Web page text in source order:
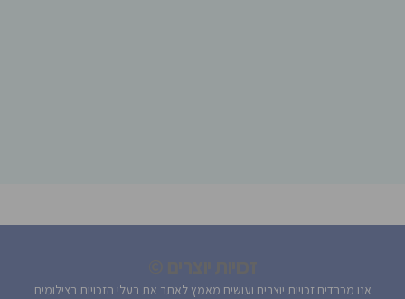
אנו מכבדים זכויות יוצרים ועושים מאמץ לאתר את בעלי הזכויות בצילומים